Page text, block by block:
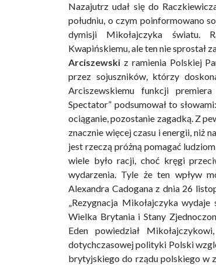
Nazajutrz udał się do
południu, o czym poinformowano
dymisji Mikołajczyka światu.
Kwapińskiemu, ale ten nie sprostał
Arciszewski z ramienia Polskiej
przez sojuszników, którzy
Arciszewskiemu funkcji
Spectator” podsumował to
ociąganie, pozostanie zagadką. Z
znacznie więcej czasu i energii, niż
jest rzeczą próżną pomagać
wiele było racji, choć kręgi
wydarzenia. Tyle że ten wpływ
Alexandra Cadogana z dnia 26
„Rezygnacja Mikołajczyka
Wielka Brytania i Stany
Eden powiedział
dotychczasowej polityki Polski
brytyjskiego do rządu polskiego w